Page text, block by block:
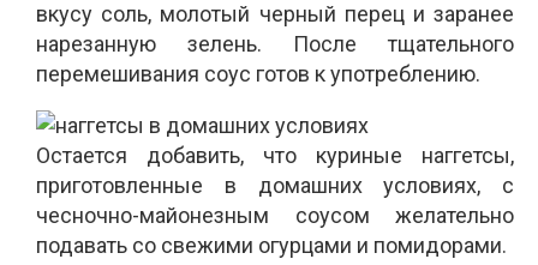
вкусу соль, молотый черный перец и заранее
нарезанную зелень. После тщательного
перемешивания соус готов к употреблению.
Остается добавить, что куриные наггетсы,
приготовленные в домашних условиях, с
чесночно-майонезным соусом желательно
подавать со свежими огурцами и помидорами.